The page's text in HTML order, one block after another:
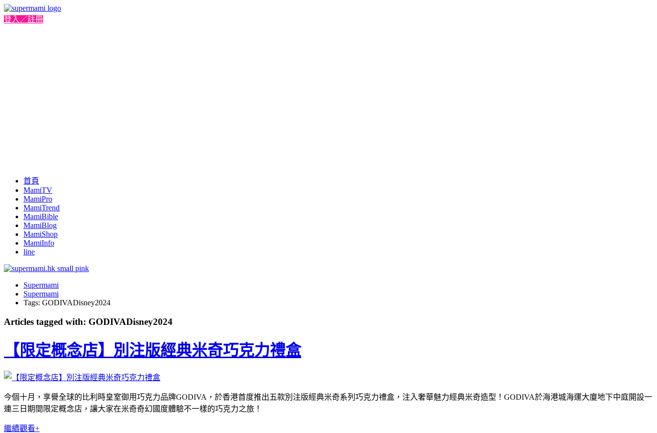
登入／註冊
首頁
MamiTV
MamiPro
MamiTrend
MamiBible
MamiBlog
MamiShop
MamiInfo
line
Supermami
Supermami
Tags: GODIVADisney2024
Articles tagged with: GODIVADisney2024
【限定概念店】別注版經典米奇巧克力禮盒
今個十月，享譽全球的比利時皇室御用巧克力品牌GODIVA，於香港首度推出五款別注版經典米奇系列巧克力禮盒，注入奢華魅力經典米奇造型！GODIVA於海港城海運大廈地下中庭開設一
連三日期間限定概念店，讓大家在米奇奇幻國度體驗不一樣的巧克力之旅！
繼續觀看+